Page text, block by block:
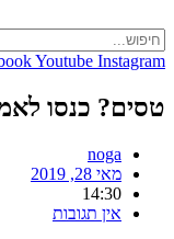
FacebookYoutube
כנסו לאמסלם
noga
14:30
אין תגובות